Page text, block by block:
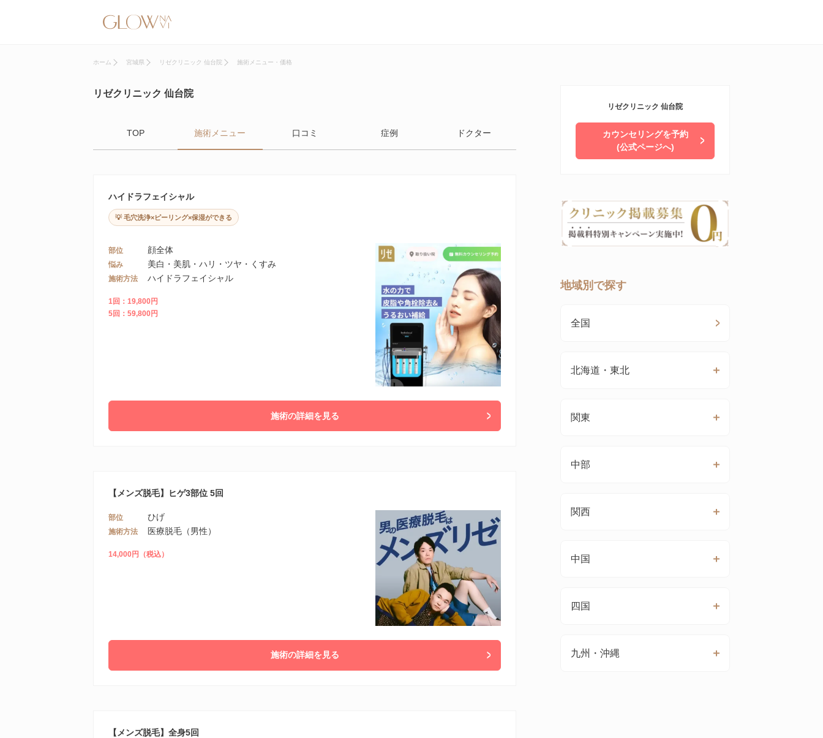
ホーム 宮城県 リゼクリニック 仙台院 施術メニュー・価格
リゼクリニック 仙台院
TOP 施術メニュー 口コミ 症例 ドクター
ハイドラフェイシャル
💡 毛穴洗浄×ピーリング×保湿ができる
部位 顔全体
悩み 美白・美肌・ハリ・ツヤ・くすみ
施術方法 ハイドラフェイシャル
1回：19,800円
5回：59,800円
施術の詳細を見る
【メンズ脱毛】ヒゲ3部位 5回
部位 ひげ
施術方法 医療脱毛（男性）
14,000円（税込）
施術の詳細を見る
【メンズ脱毛】全身5回
リゼクリニック 仙台院
カウンセリングを予約
(公式ページへ)
地域別で探す
全国
北海道・東北
関東
中部
関西
中国
四国
九州・沖縄